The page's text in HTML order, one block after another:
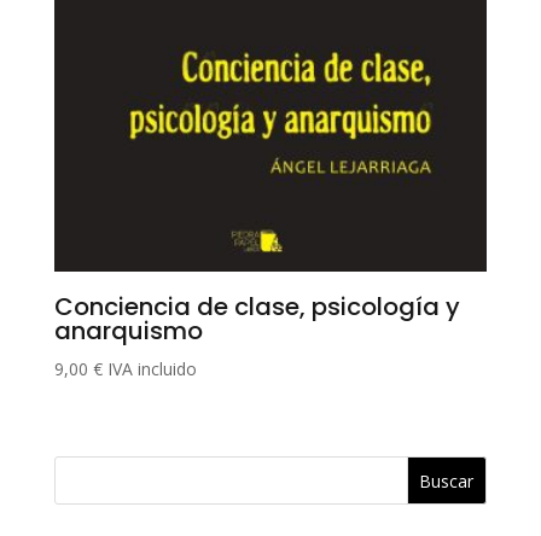
Conciencia de clase, psicología y
anarquismo
9,00 € IVA incluido
Buscar